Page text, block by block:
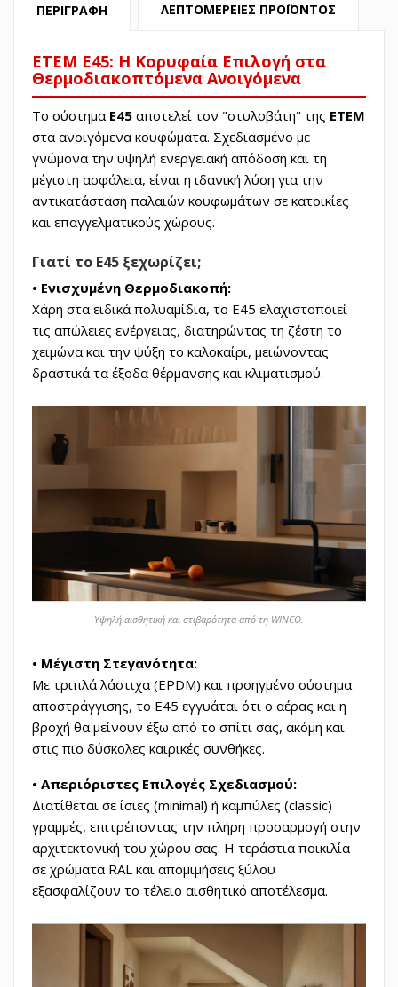
ΠΕΡΙΓΡΑΦΉ ΛΕΠΤΟΜΈΡΕΙΕΣ ΠΡΟΪΌΝΤΟΣ
ETEM E45: Η Κορυφαία Επιλογή στα
Θερμοδιακοπτόμενα Ανοιγόμενα
Το σύστημα Ε45 αποτελεί τον "στυλοβάτη" της ETEM
στα ανοιγόμενα κουφώματα. Σχεδιασμένο με
γνώμονα την υψηλή ενεργειακή απόδοση και τη
μέγιστη ασφάλεια, είναι η ιδανική λύση για την
αντικατάσταση παλαιών κουφωμάτων σε κατοικίες
και επαγγελματικούς χώρους.
Γιατί το Ε45 ξεχωρίζει;
• Ενισχυμένη Θερμοδιακοπή:
Χάρη στα ειδικά πολυαμίδια, το Ε45 ελαχιστοποιεί
τις απώλειες ενέργειας, διατηρώντας τη ζέστη το
χειμώνα και την ψύξη το καλοκαίρι, μειώνοντας
δραστικά τα έξοδα θέρμανσης και κλιματισμού.
Υψηλή αισθητική και στιβαρότητα από τη WINCO.
• Μέγιστη Στεγανότητα:
Με τριπλά λάστιχα (EPDM) και προηγμένο σύστημα
αποστράγγισης, το Ε45 εγγυάται ότι ο αέρας και η
βροχή θα μείνουν έξω από το σπίτι σας, ακόμη και
στις πιο δύσκολες καιρικές συνθήκες.
• Απεριόριστες Επιλογές Σχεδιασμού:
Διατίθεται σε ίσιες (minimal) ή καμπύλες (classic)
γραμμές, επιτρέποντας την πλήρη προσαρμογή στην
αρχιτεκτονική του χώρου σας. Η τεράστια ποικιλία
σε χρώματα RAL και απομιμήσεις ξύλου
εξασφαλίζουν το τέλειο αισθητικό αποτέλεσμα.